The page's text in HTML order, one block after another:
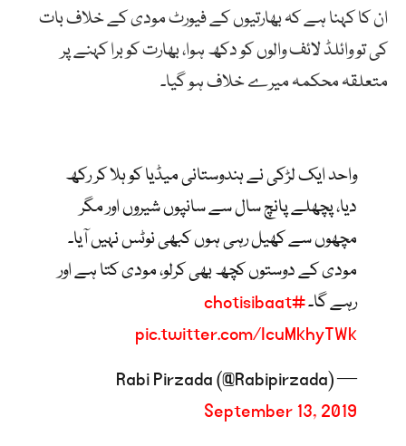
ان کا کہنا ہے کہ بھارتیوں کے فیورٹ مودی کے خلاف بات
کی تو وائلڈ لائف والوں کو دکھ ہوا، بھارت کو برا کہنے پر
متعلقہ محکمہ میرے خلاف ہو گیا۔
واحد ایک لڑکی نے ہندوستانی میڈیا کو ہلا کر رکھ
دیا، پچھلے پانچ سال سے سانپوں شیروں اور مگر
مچھوں سے کھیل رہی ہوں کبھی نوٹس نہیں آیا۔
مودی کے دوستوں کچھ بھی کرلو، مودی کتا ہے اور
رہے گا۔#chotisibaat
pic.twitter.com/IcuMkhyTWk
— Rabi Pirzada (@Rabipirzada)
September 13, 2019